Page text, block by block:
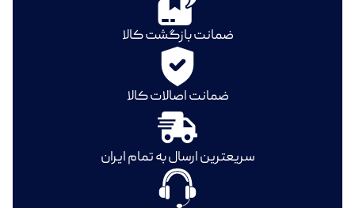
ضمانت بازگشت کالا
ضمانت اصالات کالا
سریعترین ارسال به تمام ایران